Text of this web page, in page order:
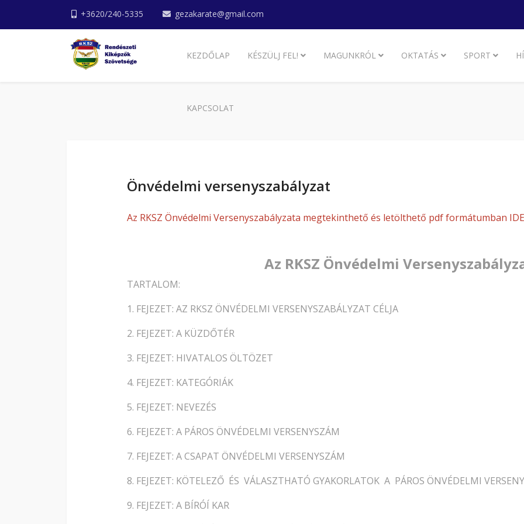
+3620/240-5335 gezakarate@gmail.com
KEZDŐLAP KÉSZÜLJ FEL! MAGUNKRÓL OKTATÁS SPORT
KAPCSOLAT
Önvédelmi versenyszabályzat
Az RKSZ Önvédelmi Versenyszabályzata megtekinthető és letölthető pdf formátumban
Az RKSZ Önvédelmi
TARTALOM:
1. FEJEZET: AZ RKSZ ÖNVÉDELMI VERSENYSZABÁLYZAT CÉLJA
2. FEJEZET: A KÜZDŐTÉR
3. FEJEZET: HIVATALOS ÖLTÖZET
4. FEJEZET: KATEGÓRIÁK
5. FEJEZET: NEVEZÉS
6. FEJEZET: A PÁROS ÖNVÉDELMI VERSENYSZÁM
7. FEJEZET: A CSAPAT ÖNVÉDELMI VERSENYSZÁM
8. FEJEZET: KÖTELEZŐ ÉS VÁLASZTHATÓ GYAKORLATOK A PÁROS ÖNVÉDELMI
9. FEJEZET: A BÍRÓÍ KAR